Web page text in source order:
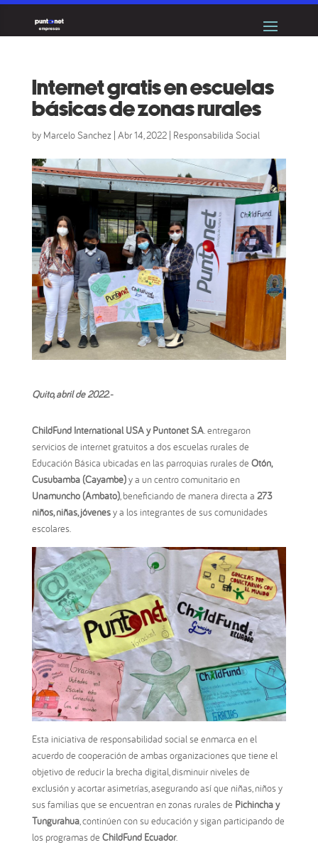
Internet gratis en escuelas
básicas de zonas rurales
by Marcelo Sanchez| Abr 14, 2022| Responsabilida Social
Quito,abril de 2022.-
ChildFund International USA y Puntonet S.A. entregaron
servicios de internet gratuitos a dos escuelas rurales de
Educación Básica ubicadas en las parroquias rurales de Otón,
Cusubamba (Cayambe)y a un centro comunitario en
Unamuncho (Ambato), beneficiando de manera directa a 273
niños, niñas, jóvenesy a los integrantes de sus comunidades
escolares.
Esta iniciativa de responsabilidad social se enmarca en el
acuerdo de cooperación de ambas organizaciones que tiene el
objetivo de reducir la brecha digital, disminuir niveles de
exclusión y acortar asimetrías, asegurando así que niñas, niños y
sus familias que se encuentran en zonas rurales de Pichincha y
Tungurahua, continúen con su educación y sigan participando de
los programas de ChildFund Ecuador.